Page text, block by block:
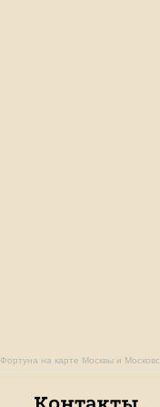
Фортуна на карте Москвы и